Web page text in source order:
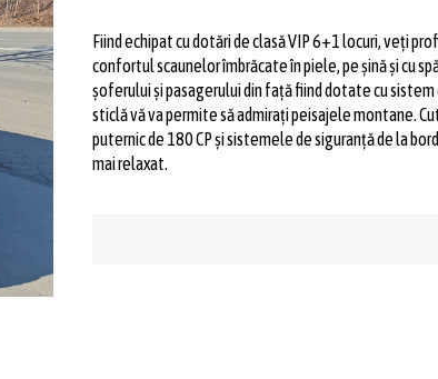
Fiind echipat cu dotări de clasă VIP 6+1 locuri, veți
confortul scaunelor îmbrăcate în piele, pe șină și cu
șoferului și pasagerului din față fiind dotate cu
sticlă vă va permite să admirați peisajele montane.
puternic de 180 CP și sistemele de siguranță de la
mai relaxat.